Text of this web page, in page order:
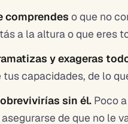
comprendes o que no
a la altura o que eres
y exageras
tus capacidades, de lo
sin él. Poco
de que no le